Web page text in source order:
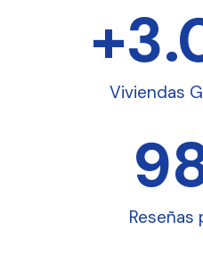
Viviendas
+
Reseñas